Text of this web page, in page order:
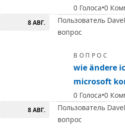
0 Голоса 0
8 АВГ.
Пользователь
вопрос
ВОПРОС
wie ändere
microsoft
0 Голоса 0
8 АВГ.
Пользователь
вопрос